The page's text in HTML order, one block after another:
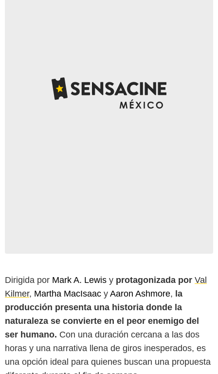
Dirigida por Mark A. Lewis y protagonizada por Val
Kilmer, Martha MacIsaac y Aaron Ashmore, la
producción presenta una historia donde la
naturaleza se convierte en el peor enemigo del
ser humano. Con una duración cercana a las dos
horas y una narrativa llena de giros inesperados, es
una opción ideal para quienes buscan una propuesta